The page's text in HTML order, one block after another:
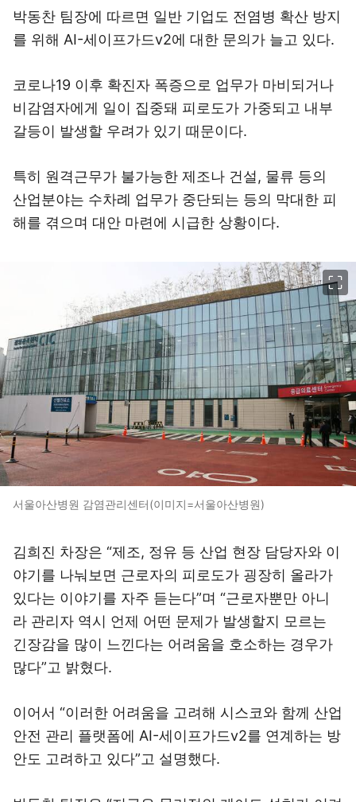
박동찬 팀장에 따르면 일반 기업도 전염병 확산 방지
를 위해 AI-세이프가드v2에 대한 문의가 늘고 있다.
코로나19 이후 확진자 폭증으로 업무가 마비되거나
비감염자에게 일이 집중돼 피로도가 가중되고 내부
갈등이 발생할 우려가 있기 때문이다.
특히 원격근무가 불가능한 제조나 건설, 물류 등의
산업분야는 수차례 업무가 중단되는 등의 막대한 피
해를 겪으며 대안 마련에 시급한 상황이다.
서울아산병원 감염관리센터(이미지=서울아산병원)
김희진 차장은 “제조, 정유 등 산업 현장 담당자와 이
야기를 나눠보면 근로자의 피로도가 굉장히 올라가
있다는 이야기를 자주 듣는다”며 “근로자뿐만 아니
라 관리자 역시 언제 어떤 문제가 발생할지 모르는
긴장감을 많이 느낀다는 어려움을 호소하는 경우가
많다”고 밝혔다.
이어서 “이러한 어려움을 고려해 시스코와 함께 산업
안전 관리 플랫폼에 AI-세이프가드v2를 연계하는 방
안도 고려하고 있다”고 설명했다.